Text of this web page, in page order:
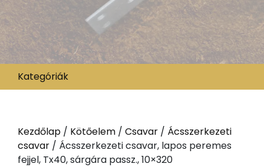
Kategóriák
Kezdőlap / Kötőelem / Csavar / Ácsszerkezeti
csavar / Ácsszerkezeti csavar, lapos peremes
fejjel, Tx40, sárgára passz., 10×320